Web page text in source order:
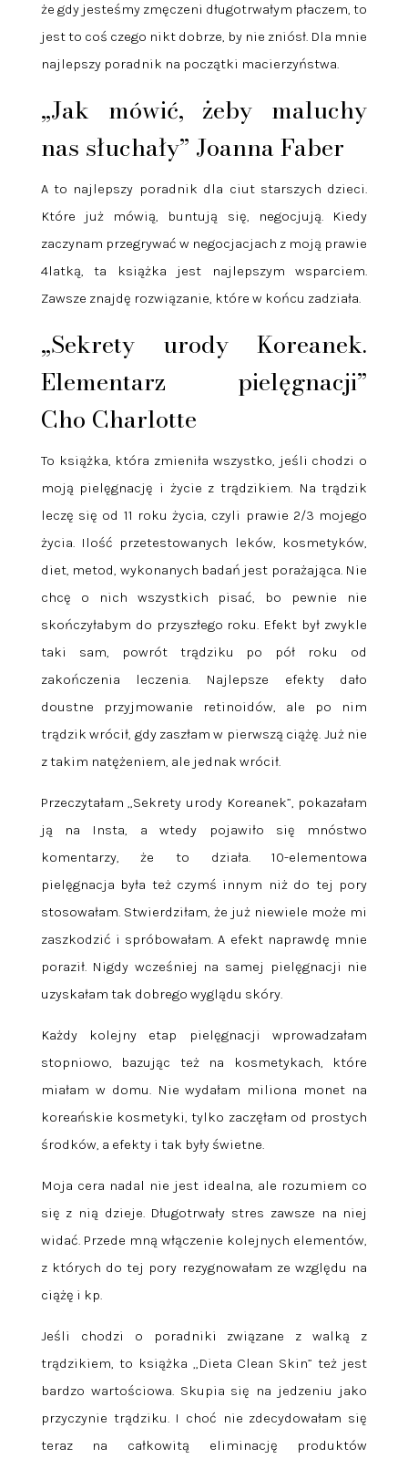
że gdy jesteśmy zmęczeni długotrwałym płaczem, to
jest to coś czego nikt dobrze, by nie zniósł. Dla mnie
najlepszy poradnik na początki macierzyństwa.
„Jak mówić, żeby maluchy
nas słuchały” Joanna Faber
A to najlepszy poradnik dla ciut starszych dzieci.
Które już mówią, buntują się, negocjują. Kiedy
zaczynam przegrywać w negocjacjach z moją prawie
4latką, ta książka jest najlepszym wsparciem.
Zawsze znajdę rozwiązanie, które w końcu zadziała.
„Sekrety urody Koreanek.
Elementarz pielęgnacji”
Cho Charlotte
To książka, która zmieniła wszystko, jeśli chodzi o
moją pielęgnację i życie z trądzikiem. Na trądzik
leczę się od 11 roku życia, czyli prawie 2/3 mojego
życia. Ilość przetestowanych leków, kosmetyków,
diet, metod, wykonanych badań jest porażająca. Nie
chcę o nich wszystkich pisać, bo pewnie nie
skończyłabym do przyszłego roku. Efekt był zwykle
taki sam, powrót trądziku po pół roku od
zakończenia leczenia. Najlepsze efekty dało
doustne przyjmowanie retinoidów, ale po nim
trądzik wrócił, gdy zaszłam w pierwszą ciążę. Już nie
z takim natężeniem, ale jednak wrócił.
Przeczytałam „Sekrety urody Koreanek”, pokazałam
ją na Insta, a wtedy pojawiło się mnóstwo
komentarzy, że to działa. 10-elementowa
pielęgnacja była też czymś innym niż do tej pory
stosowałam. Stwierdziłam, że już niewiele może mi
zaszkodzić i spróbowałam. A efekt naprawdę mnie
poraził. Nigdy wcześniej na samej pielęgnacji nie
uzyskałam tak dobrego wyglądu skóry.
Każdy kolejny etap pielęgnacji wprowadzałam
stopniowo, bazując też na kosmetykach, które
miałam w domu. Nie wydałam miliona monet na
koreańskie kosmetyki, tylko zaczęłam od prostych
środków, a efekty i tak były świetne.
Moja cera nadal nie jest idealna, ale rozumiem co
się z nią dzieje. Długotrwały stres zawsze na niej
widać. Przede mną włączenie kolejnych elementów,
z których do tej pory rezygnowałam ze względu na
ciążę i kp.
Jeśli chodzi o poradniki związane z walką z
trądzikiem, to książka „Dieta Clean Skin” też jest
bardzo wartościowa. Skupia się na jedzeniu jako
przyczynie trądziku. I choć nie zdecydowałam się
teraz na całkowitą eliminację produktów